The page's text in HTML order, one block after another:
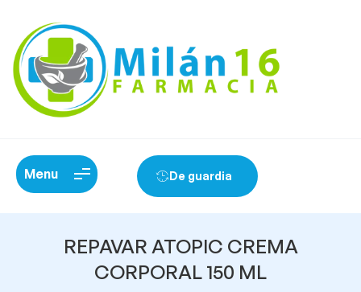
Menu De guardia
REPAVAR ATOPIC CREMA
CORPORAL 150 ML